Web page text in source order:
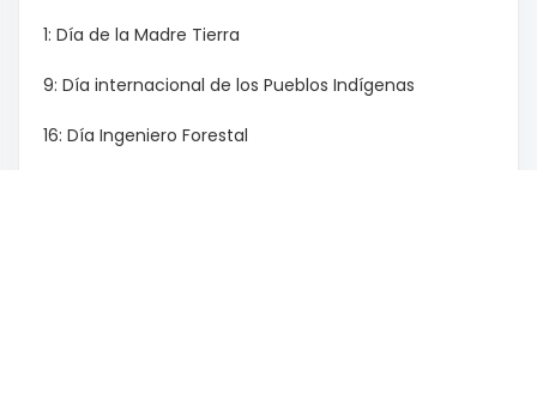
1: Día de la Madre Tierra
9: Día internacional de los Pueblos Indígenas
16: Día Ingeniero Forestal